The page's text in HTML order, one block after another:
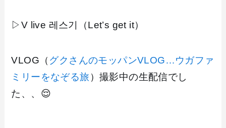
▷V live 레스기（Let’s get it）
VLOG（ グクさんのモッパンVLOG…ウガファ
ミリーをなぞる旅 ）撮影中の生配信でし
た、、😌